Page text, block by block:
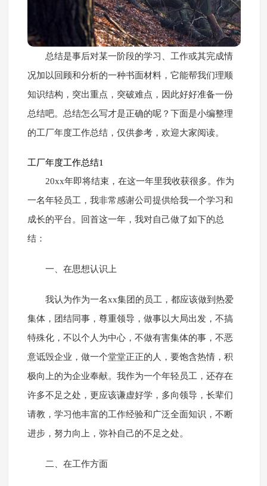
总结是事后对某一阶段的学习、工作或其完成情
况加以回顾和分析的一种书面材料，它能帮我们理顺
知识结构，突出重点，突破难点，因此好好准备一份
总结吧。总结怎么写才是正确的呢？下面是小编整理
的工厂年度工作总结，仅供参考，欢迎大家阅读。
工厂年度工作总结1
20xx年即将结束，在这一年里我收获很多。作为
一名年轻员工，我非常感谢公司提供给我一个学习和
成长的平台。回首这一年，我对自己做了如下的总
结：
一、在思想认识上
我认为作为一名xx集团的员工，都应该做到热爱
集体，团结同事，尊重领导，做事以大局出发，不搞
特殊化，不以个人为中心，不做有害集体的事，不恶
意诋毁企业，做一个堂堂正正的人，要饱含热情，积
极向上的为企业奉献。我作为一个年轻员工，还存在
许多不足之处，更应该谦虚好学，多向领导，长辈们
请教，学习他丰富的工作经验和广泛全面知识，不断
进步，努力向上，弥补自己的不足之处。
二、在工作方面